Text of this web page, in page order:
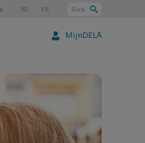
Zoek
NL FR
MijnDELA